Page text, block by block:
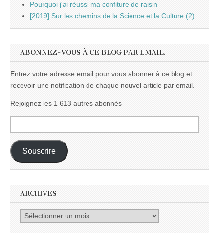
Pourquoi j'ai réussi ma confiture de raisin
[2019] Sur les chemins de la Science et la Culture (2)
ABONNEZ-VOUS À CE BLOG PAR EMAIL.
Entrez votre adresse email pour vous abonner à ce blog et
recevoir une notification de chaque nouvel article par email.
Rejoignez les 1 613 autres abonnés
e-
mail :
Souscrire
ARCHIVES
Archives